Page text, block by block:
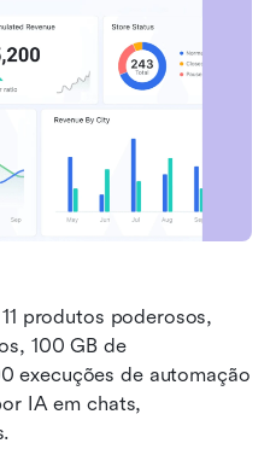
11 produtos poderosos,
100 GB de
execuções de automação
IA em chats,